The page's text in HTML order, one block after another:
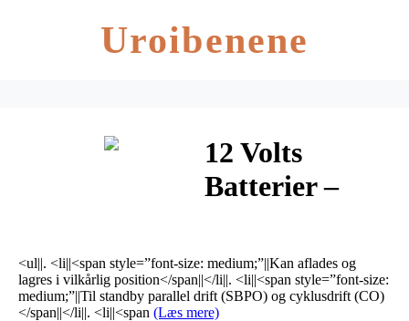
Uroibenene
12 Volts
Batterier –
<ul||. <li||<span style=”font-size: medium;”||Kan aflades og
lagres i vilkårlig position</span||</li||. <li||<span style=”font-size:
medium;”||Til standby parallel drift (SBPO) og cyklusdrift (CO)
</span||</li||. <li||<span (Læs mere)